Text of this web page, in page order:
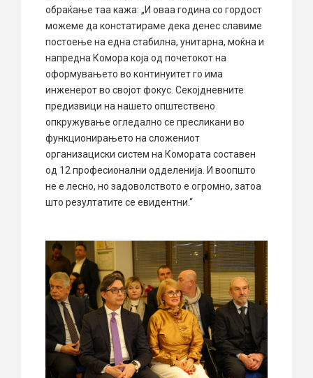
обраќање таа кажа: „И оваа година со гордост
можеме да констатираме дека денес славиме
постоење на една стабилна, унитарна, моќна и
напредна Комора која од почетокот на
оформувањето во континуитет го има
инженерот во својот фокус. Секојдневните
предизвици на нашето општествено
опкружување огледално се пресликани во
функционирањето на сложениот
организациски систем на Комората составен
од 12 професионални одделенија. И воопшто
не е лесно, но задоволството е огромно, затоа
што резултатите се евидентни.“